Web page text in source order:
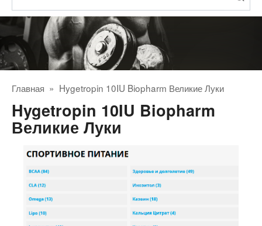
Главная » Hygetropin 10IU Biopharm Великие Луки
Hygetropin 10IU Biopharm
Великие Луки